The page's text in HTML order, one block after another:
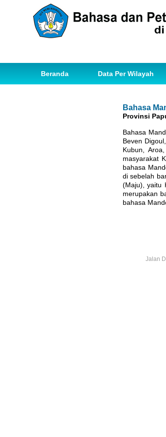
Beranda Data Per Wilayah
Bahasa
Provinsi
Bahasa
Beven
Kubun,
masyarakat
bahasa
di sebelah
(Maju), yaitu
merupakan
bahasa
Jalan